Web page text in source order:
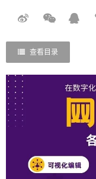
查看目录